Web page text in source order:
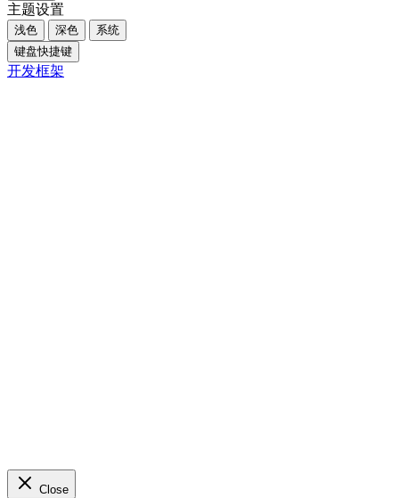
主题设置
浅色 深色
系统
键盘快捷键
开发框架
Close